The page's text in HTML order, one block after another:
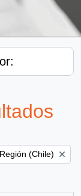
filter: (Chile)